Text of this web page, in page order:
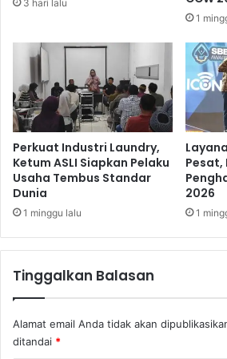
D
g
g
S
a
p
i
e
k
t
A
n
t
r
e
a
n
a
l
i
n
3 hari lalu
1
Perkuat Industri Laundry,
Ketum ASLI Siapkan Pelaku
Usaha Tembus Standar
Dunia
1 minggu lalu
Pesat,
2026
1
Tinggalkan Balasan
Alamat email Anda tidak akan
ditandai *